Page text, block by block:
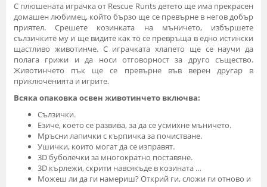
С плюшената играчка от Rescue Runts детето ще има прекрасен
домашен любимец, който бързо ще се превърне в негов добър
приятел. Срешете козинката на мъничето, избършете
сълзичките му и ще видите как то се превръща в едно истински
щастливо животинче. С играчката хлапето ще се научи да
полага грижи и да носи отговорност за друго същество.
Животинчето пък ще се превърне във верен другар в
приключенията и игрите.
Всяка опаковка освен животинчето включва:
Сълзички.
Езиче, което се развива, за да се усмихне мъничето.
Мръсни лапички с кърпичка за почистване.
Ушички, които могат да се изправят.
3D буболечки за многократно поставяне.
3D кърлежи, скрити навсякъде в козината …
Можеш ли да ги намериш? Открий ги, сложи ги отново и